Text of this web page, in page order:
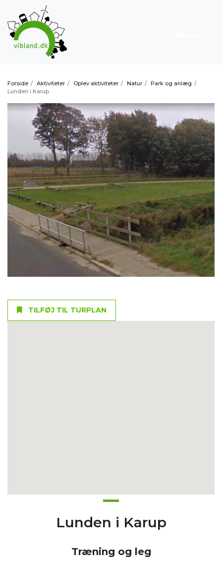
Forside / Aktiviteter / Oplev aktiviteter / Natur / Park og anlæg /
Lunden i Karup
TILFØJ TIL TURPLAN
Lunden i Karup
Træning og leg